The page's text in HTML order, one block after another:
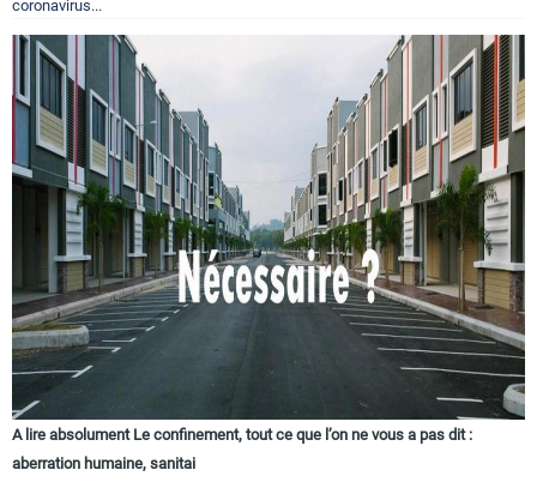
coronavirus...
A lire absolument Le confinement, tout ce que l’on ne vous a pas dit :
aberration humaine, sanitai